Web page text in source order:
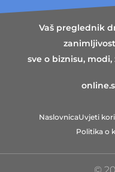
Vaš preglednik
sve o biznisu,
NaslovnicaUvjeti
Politika o